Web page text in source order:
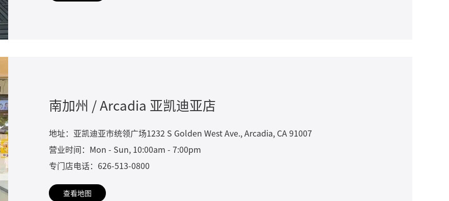
南加州 / Arcadia 亚凯迪亚店
地址：亚凯迪亚市统领广场1232 S Golden West Ave., Arcadia, CA 91007
营业时间：Mon - Sun, 10:00am - 7:00pm
专门店电话：626-513-0800
查看地图